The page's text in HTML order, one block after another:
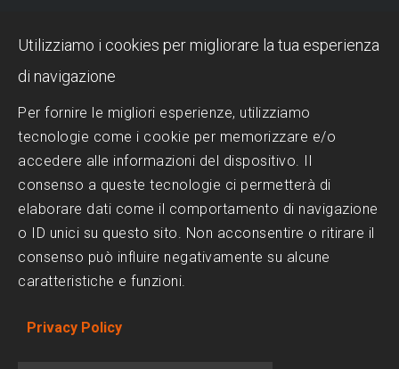
DESIGN
Piscina a sfioro: perché sceglierla?
Progettazione Piscine
Realizzazione Piscine
Trattamenti dell'acqua
Instagram
Utilizziamo i cookies per migliorare la tua esperienza
di navigazione
Per fornire le migliori esperienze, utilizziamo
tecnologie come i cookie per memorizzare e/o
accedere alle informazioni del dispositivo. Il
consenso a queste tecnologie ci permetterà di
elaborare dati come il comportamento di navigazione
o ID unici su questo sito. Non acconsentire o ritirare il
consenso può influire negativamente su alcune
caratteristiche e funzioni.
Privacy Policy